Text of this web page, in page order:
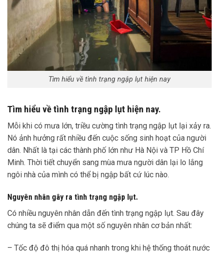
Tìm hiểu về tình trạng ngập lụt hiện nay
Tìm hiểu về tình trạng ngập lụt hiện nay.
Mỗi khi có mưa lớn, triều cường tình trạng ngập lụt lại xảy ra.
Nó ảnh hưởng rất nhiều đến cuộc sống sinh hoạt của người
dân. Nhất là tại các thành phố lớn như Hà Nội và TP Hồ Chí
Minh. Thời tiết chuyển sang mùa mưa người dân lại lo lắng
ngôi nhà của mình có thể bị ngập bất cứ lúc nào.
Nguyên nhân gây ra tình trạng ngập lụt.
Có nhiều nguyên nhân dẫn đến tình trạng ngập lụt. Sau đây
chúng ta sẽ điểm qua một số nguyên nhân cơ bản nhất:
– Tốc độ đô thị hóa quá nhanh trong khi hệ thống thoát nước